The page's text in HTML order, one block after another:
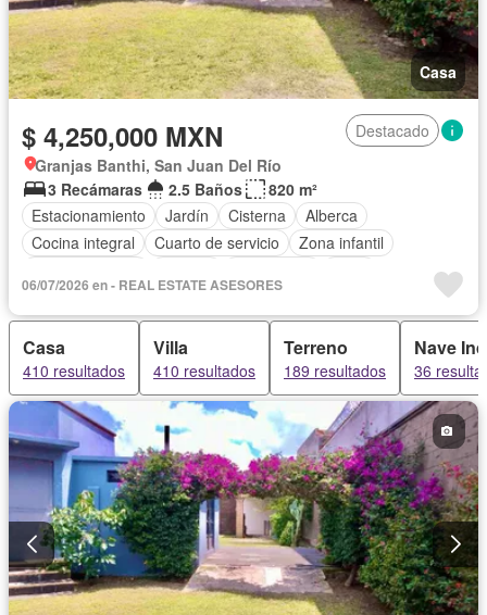
Casa
$ 4,250,000 MXN
Destacado
Granjas Banthi, San Juan Del Río
3 Recámaras
2.5 Baños
820 m²
Estacionamiento
Jardín Cisterna
Alberca
Cocina integral
Cuarto de servicio
Zona infantil
Cuarto de Limpieza
Gas natural
Zonas verdes
Recámara con closet
Conserje
Permite mascotas
Permite niños
Solo familias Sin amueblar
06/07/2026 en - REAL ESTATE ASESORES
Casa
410 resultados
Villa
410 resultados
Terreno
189 resultados
Nave
36